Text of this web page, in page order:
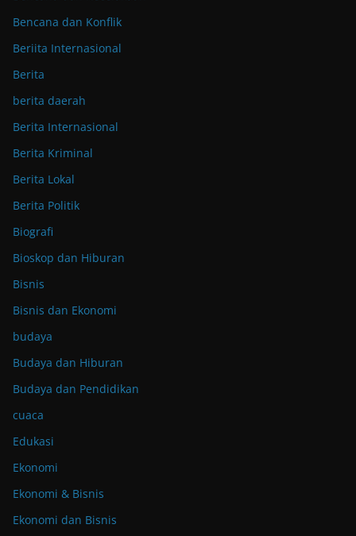
Bencana dan Konflik
Beriita Internasional
Berita
berita daerah
Berita Internasional
Berita Kriminal
Berita Lokal
Berita Politik
Biografi
Bioskop dan Hiburan
Bisnis
Bisnis dan Ekonomi
budaya
Budaya dan Hiburan
Budaya dan Pendidikan
cuaca
Edukasi
Ekonomi
Ekonomi & Bisnis
Ekonomi dan Bisnis